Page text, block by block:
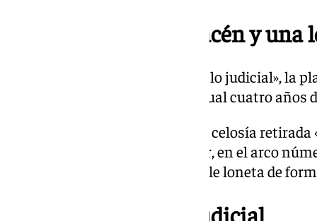
Cuatro años, un almacén y una
Pese a ese «contundente varapalo judicial», la
situación sigue exactamente igual cuatro años
Según informan en una nota, la celosía
almacén episcopal». En su lugar, en el arco
«permanece colocada una simple loneta de
El nuevo obstáculo judicial